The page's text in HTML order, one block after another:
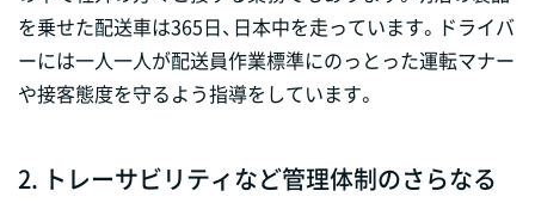
を乗せた配送車は365日、日本中を走っています。ドライバ
ーには一人一人が配送員作業標準にのっとった運転マナー
や接客態度を守るよう指導をしています。
2. トレーサビリティなど管理体制のさらなる